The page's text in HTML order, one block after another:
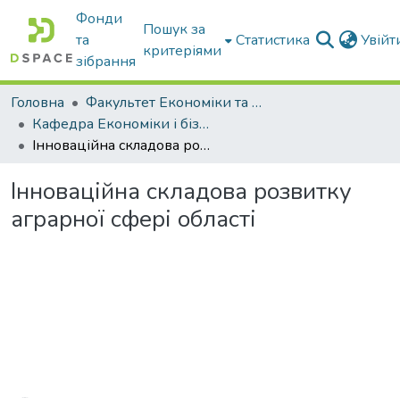
Фонди
та
зібрання
Пошук за
критеріями
Статистика
Головна
Факультет Економіки та бізнесу
Кафедра Економіки і бізнесу
Інноваційна складова розвитку аграрної сфері області
Інноваційна складова розвитку
аграрної сфері області